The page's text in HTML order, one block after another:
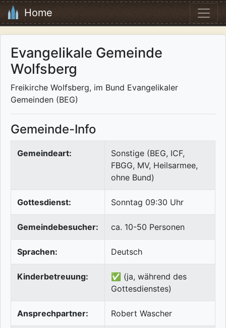
Home
Evangelikale Gemeinde
Wolfsberg
Freikirche Wolfsberg, im Bund Evangelikaler
Gemeinden (BEG)
Gemeinde-Info
Gemeindeart:
Sonstige (BEG, ICF,
FBGG, MV, Heilsarmee,
ohne Bund)
Gottesdienst: Sonntag 09:30 Uhr
Gemeindebesucher: ca. 10-50 Personen
Sprachen: Deutsch
Kinderbetreuung:
✅ (ja, während des
Gottesdienstes)
Ansprechpartner: Robert Wascher